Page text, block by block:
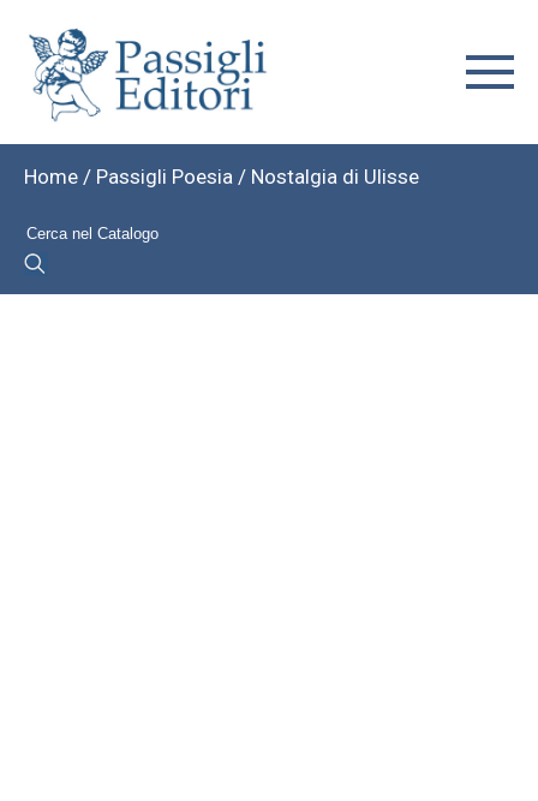
Home / Passigli Poesia / Nostalgia di Ulisse